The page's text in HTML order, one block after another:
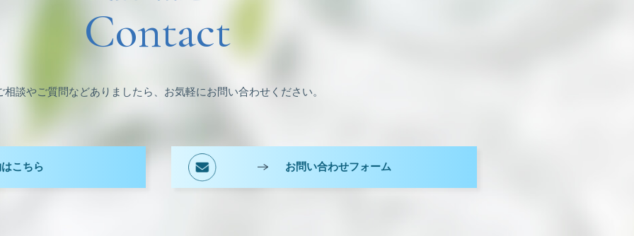
Contact
相談やご質問などありましたら、お気軽にお問い合わせください。
こちら お問い合わせフォーム